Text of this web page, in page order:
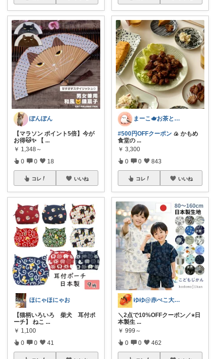
ぽんぽん
【マラソン ポイント5倍】今が
お得🐱✨ 【 ...
￥ 1,348～
0 0 18
コレ いいね
ほにゃほにゃお
【猫柄いろいろ 柴犬 耳付ポ
ーチ】 ねこ ...
￥ 1,100
0 0 41
まーこ🫖お茶とお菓子と日々の暮らし
#500円OFFクーポン 🍙 かもめ
食堂の ...
￥ 3,300
0 0 843
コレ いいね
ゆゆ@赤べこ大好き
＼2点で10%OFFクーポン／⭐︎日
本製生 ...
￥ 999～
0 0 462